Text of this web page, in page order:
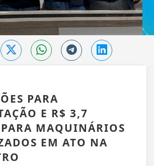
PARA
E R$ 3,7
MAQUINÁRIOS
EM ATO NA